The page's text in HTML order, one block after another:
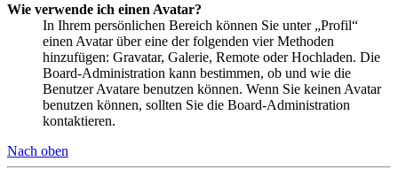
Wie verwende ich einen Avatar?
In Ihrem persönlichen Bereich können Sie unter „Profil“
einen Avatar über eine der folgenden vier Methoden
hinzufügen: Gravatar, Galerie, Remote oder Hochladen. Die
Board-Administration kann bestimmen, ob und wie die
Benutzer Avatare benutzen können. Wenn Sie keinen Avatar
benutzen können, sollten Sie die Board-Administration
kontaktieren.
Nach oben